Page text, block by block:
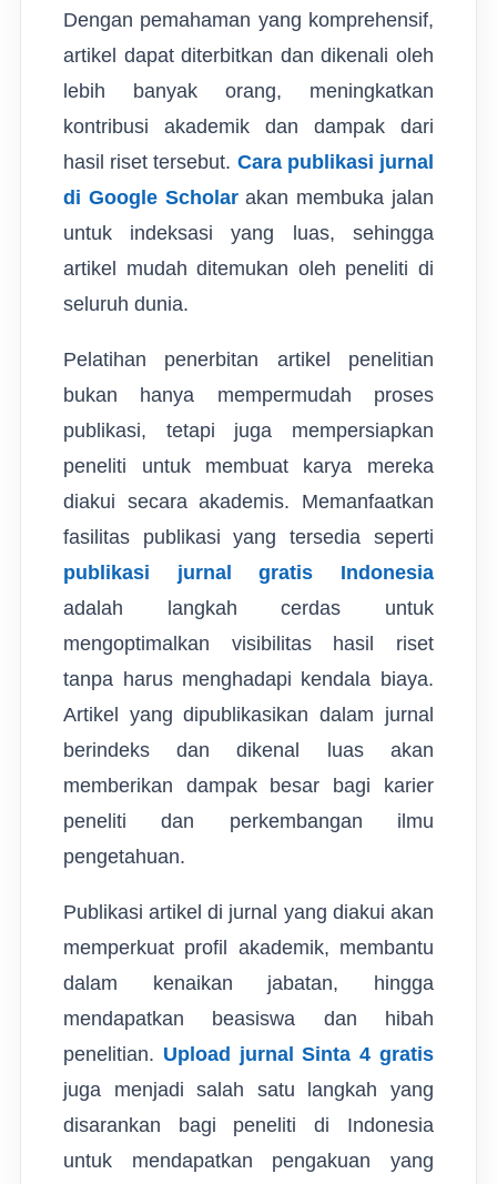
Dengan pemahaman yang komprehensif,
artikel dapat diterbitkan dan dikenali oleh
lebih banyak orang, meningkatkan
kontribusi akademik dan dampak dari
hasil riset tersebut. Cara publikasi jurnal
di Google Scholarakan membuka jalan
untuk indeksasi yang luas, sehingga
artikel mudah ditemukan oleh peneliti di
seluruh dunia.
Pelatihan penerbitan artikel penelitian
bukan hanya mempermudah proses
publikasi, tetapi juga mempersiapkan
peneliti untuk membuat karya mereka
diakui secara akademis. Memanfaatkan
fasilitas publikasi yang tersedia seperti
publikasi jurnal gratis Indonesia
adalah langkah cerdas untuk
mengoptimalkan visibilitas hasil riset
tanpa harus menghadapi kendala biaya.
Artikel yang dipublikasikan dalam jurnal
berindeks dan dikenal luas akan
memberikan dampak besar bagi karier
peneliti dan perkembangan ilmu
pengetahuan.
Publikasi artikel di jurnal yang diakui akan
memperkuat profil akademik, membantu
dalam kenaikan jabatan, hingga
mendapatkan beasiswa dan hibah
penelitian. Upload jurnal Sinta 4 gratis
juga menjadi salah satu langkah yang
disarankan bagi peneliti di Indonesia
untuk mendapatkan pengakuan yang